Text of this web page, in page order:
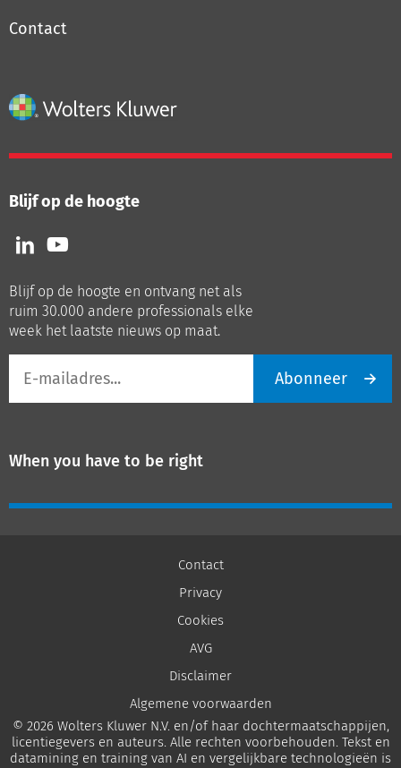
Contact
Blijf op de hoogte
Volg
ons
LinkedIn
Volg
ons
Youtube
Blijf op de hoogte en ontvang net als
ruim 30.000 andere professionals elke
week het laatste nieuws op maat.
mailadres
Abonneer
When you have to be right
Contact
Privacy
Cookies
AVG
Disclaimer
Algemene voorwaarden
© 2026 Wolters Kluwer N.V. en/of haar dochtermaatschappijen,
licentiegevers en auteurs. Alle rechten voorbehouden. Tekst en
datamining en training van AI en vergelijkbare technologieën is